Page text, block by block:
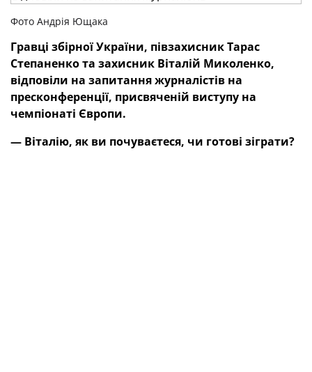
Фото Андрія Ющака
Гравці збірної України, півзахисник Тарас
Степаненко та захисник Віталій Миколенко,
відповіли на запитання журналістів на
пресконференції, присвяченій виступу на
чемпіонаті Європи.
— Віталію, як ви почуваєтеся, чи готові зіграти?